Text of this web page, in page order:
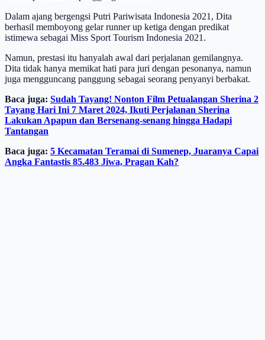
Dalam ajang bergengsi Putri Pariwisata Indonesia 2021, Dita
berhasil memboyong gelar runner up ketiga dengan predikat
istimewa sebagai Miss Sport Tourism Indonesia 2021.
Namun, prestasi itu hanyalah awal dari perjalanan gemilangnya.
Dita tidak hanya memikat hati para juri dengan pesonanya, namun
juga mengguncang panggung sebagai seorang penyanyi berbakat.
Baca juga: Sudah Tayang! Nonton Film Petualangan Sherina 2
Tayang Hari Ini 7 Maret 2024, Ikuti Perjalanan Sherina
Lakukan Apapun dan Bersenang-senang hingga Hadapi
Tantangan
Baca juga: 5 Kecamatan Teramai di Sumenep, Juaranya Capai
Angka Fantastis 85.483 Jiwa, Pragan Kah?